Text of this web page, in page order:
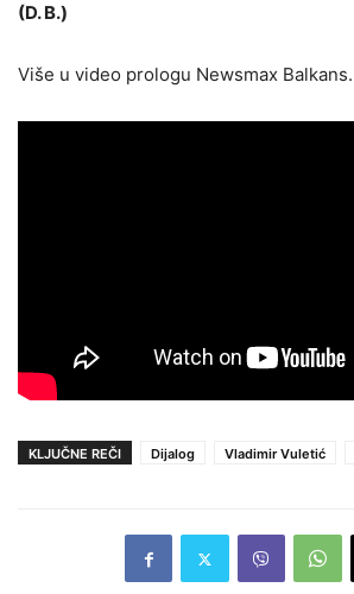
(D. B.)
Više u video prologu Newsmax Balkans.
KLJUČNE REČI Dijalog Vladimir Vuletić